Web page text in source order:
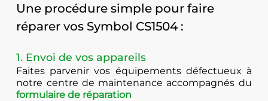
Une procédure simple pour faire
réparer vos Symbol CS1504 :
1. Envoi de vos appareils
Faites parvenir vos équipements défectueux à
notre centre de maintenance accompagnés du
formulaire de réparation